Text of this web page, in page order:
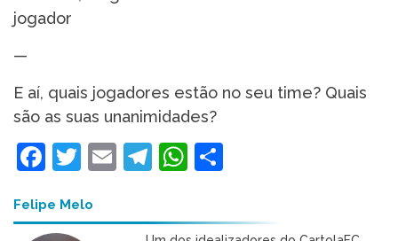
jogador
—
E aí, quais jogadores estão no seu time? Quais
são as suas unanimidades?
Facebook
Twitter
EmailTelegram
WhatsApp
Felipe Melo